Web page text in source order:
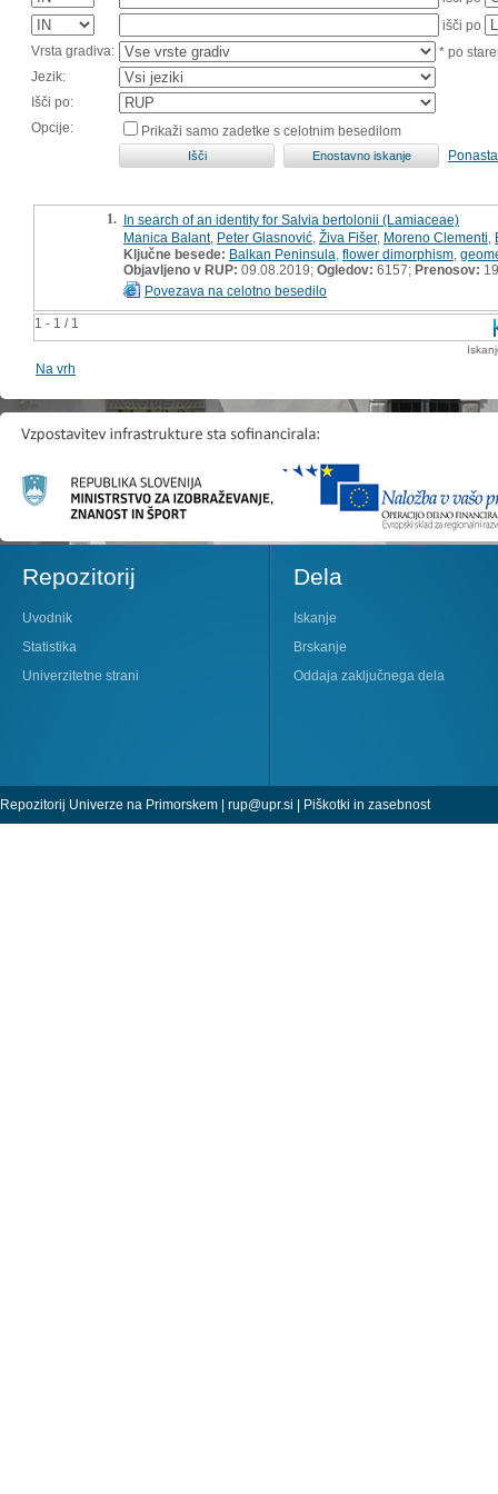
išči po
Vrsta gradiva:
* po
Jezik:
Išči po:
Opcije:
Prikaži samo zadetke s celotnim besedilom
1 - 1 / 1
1. In search of an identity for Salvia bertolonii (Lamiaceae)
Manica Balant, Peter Glasnović Živa Fišer, Moreno Clementi
Ključne besede: Balkan Peninsula flower dimorphism
Objavljeno v RUP: 09.08.2019; Ogledov: 6157; Prenosov:
Povezava na celotno besedilo
Na vrh
Repozitorij
Uvodnik
Statistika
Univerzitetne strani
Dela
Iskanje
Brskanje
Oddaja zaključnega dela
Repozitorij Univerze na Primorskem | rup@upr.si | Piškotki in zasebnost